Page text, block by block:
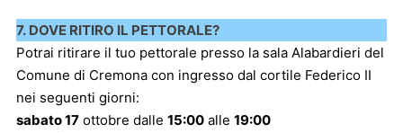
7. DOVE RITIRO IL PETTORALE?
Potrai ritirare il tuo pettorale presso la sala Alabardieri del
Comune di Cremona con ingresso dal cortile Federico II
nei seguenti giorni:
sabato 17 ottobre dalle 15:00 alle 19:00